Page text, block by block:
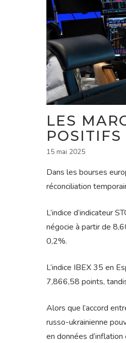
LES
15 mai 2025
Dans les bourses
réconciliation
L’indice d’indicateur
négocie à partir de
0,2%.
L’indice IBEX 35 en
7,866,58 points,
Alors que l’accord
russo-ukrainienne
en données d’inflation